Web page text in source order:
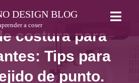
DESIGN BLOG
a coser
costura para
Tips para
de punto.